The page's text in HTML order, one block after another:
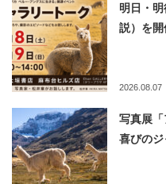
明日・
説）を開
2026.08.07
写真展「
喜びの